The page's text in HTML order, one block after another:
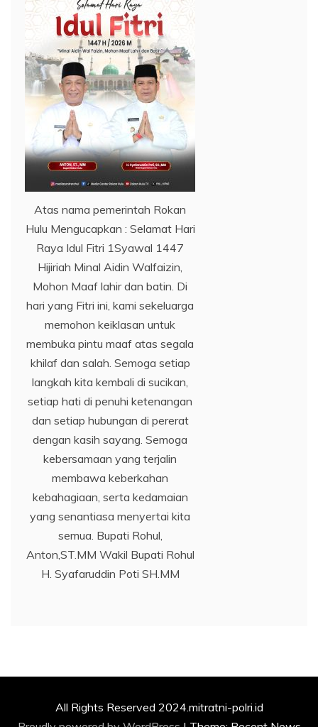
Atas nama pemerintah Rokan
Hulu Mengucapkan : Selamat Hari
Raya Idul Fitri 1Syawal 1447
Hijiriah Minal Aidin Walfaizin,
Mohon Maaf lahir dan batin. Di
hari yang Fitri ini, kami sekeluarga
memohon keiklasan untuk
membuka pintu maaf atas segala
khilaf dan salah. Semoga setiap
langkah kita kembali di sucikan,
setiap hati di penuhi ketenangan
dan setiap hubungan di pererat
dengan kasih sayang. Semoga
kebersamaan yang terjalin
membawa keberkahan
kebahagiaan, serta kedamaian
yang senantiasa menyertai kita
semua. Bupati Rohul,
Anton,ST.MM Wakil Bupati Rohul
H. Syafaruddin Poti SH.MM
All Rights Reserved 2024.mitratni-polri.id